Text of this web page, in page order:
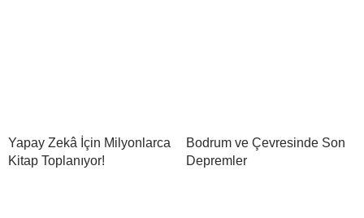
Yapay Zekâ İçin Milyonlarca
Kitap Toplanıyor!
Bodrum ve Çevresinde Son
Depremler